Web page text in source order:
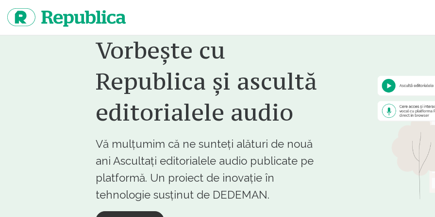
continut
Vorbește cu
Republica și ascultă
editorialele audio
Vă mulțumim că ne sunteți alături de nouă
ani Ascultați editorialele audio publicate pe
platformă. Un proiect de inovație în
tehnologie susținut de DEDEMAN.